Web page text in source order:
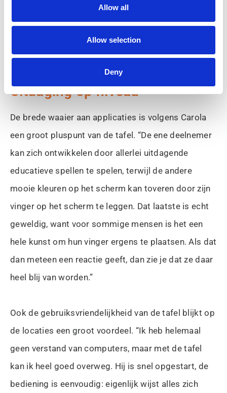
Allow all
Allow selection
Deny
Met het creatieve spel DraaiKunst kunnen kleurrijke kunstwerken gemaakt
worden door de hand op het scherm te leggen.
Uitdaging op niveau
De brede waaier aan applicaties is volgens Carola
een groot pluspunt van de tafel. “De ene deelnemer
kan zich ontwikkelen door allerlei uitdagende
educatieve spellen te spelen, terwijl de andere
mooie kleuren op het scherm kan toveren door zijn
vinger op het scherm te leggen. Dat laatste is echt
geweldig, want voor sommige mensen is het een
hele kunst om hun vinger ergens te plaatsen. Als dat
dan meteen een reactie geeft, dan zie je dat ze daar
heel blij van worden.”
Ook de gebruiksvriendelijkheid van de tafel blijkt op
de locaties een groot voordeel. “Ik heb helemaal
geen verstand van computers, maar met de tafel
kan ik heel goed overweg. Hij is snel opgestart, de
bediening is eenvoudig: eigenlijk wijst alles zich